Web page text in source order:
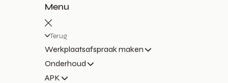
Menu
Terug
Werkplaatsafspraak maken
Onderhoud
APK